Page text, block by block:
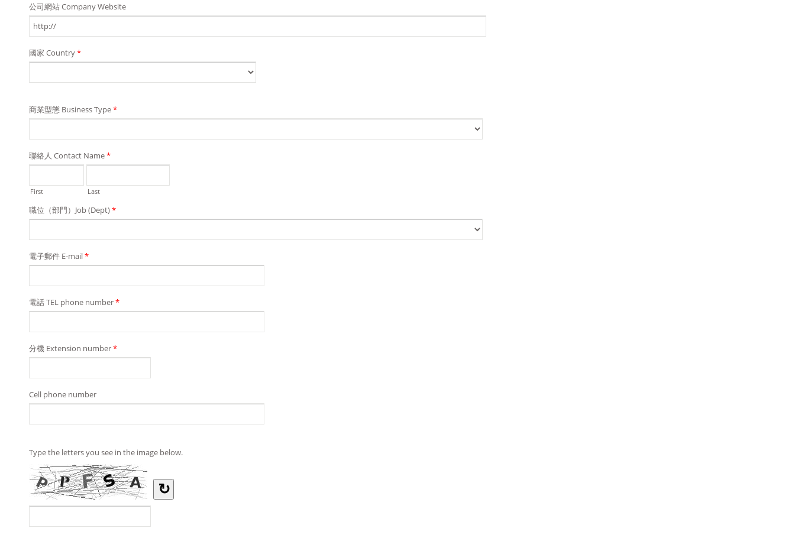
公司網站 Company Website
國家 Country*
商業型態 Business Type*
聯絡人 Contact Name*
First Last
職位（部門）Job (Dept)*
電子郵件 E-mail*
電話 TEL phone number*
分機 Extension number*
Cell phone number
Type the letters you see in the image below.
↻